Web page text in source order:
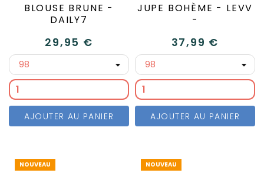
BLOUSE BRUNE -
DAILY7
29,95 €
AJOUTER AU PANIER
JUPE BOHÈME - LEVV
-
37,99 €
AJOUTER AU PANIER
NOUVEAU NOUVEAU